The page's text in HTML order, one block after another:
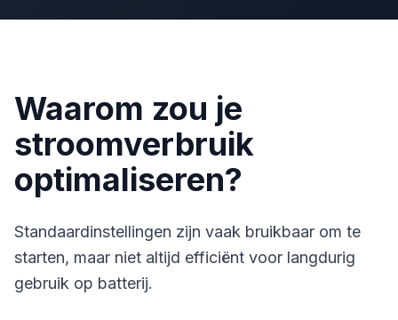
Waarom zou je
stroomverbruik
optimaliseren?
Standaardinstellingen zijn vaak bruikbaar om te
starten, maar niet altijd efficiënt voor langdurig
gebruik op batterij.